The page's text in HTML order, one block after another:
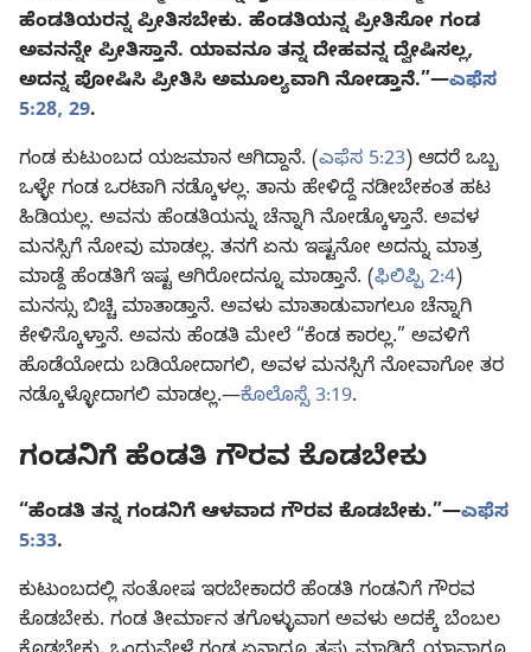
ಹೆಂಡತಿಯರನ್ನ ಪ್ರೀತಿಸಬೇಕು. ಹೆಂಡತಿಯನ್ನ ಪ್ರೀತಿಸೋ ಗಂಡ
ಅವನನ್ನೇ ಪ್ರೀತಿಸ್ತಾನೆ. ಯಾವನೂ ತನ್ನ ದೇಹವನ್ನ ದ್ವೇಷಿಸಲ್ಲ,
ಅದನ್ನ ಪೋಷಿಸಿ ಪ್ರೀತಿಸಿ ಅಮೂಲ್ಯವಾಗಿ ನೋಡ್ತಾನೆ.”—ಎಫೆಸ
5:28, 29.
ಗಂಡ ಕುಟುಂಬದ ಯಜಮಾನ ಆಗಿದ್ದಾನೆ. (ಎಫೆಸ 5:23) ಆದರೆ ಒಬ್ಬ
ಒಳ್ಳೇ ಗಂಡ ಒರಟಾಗಿ ನಡ್ಕೊಳಲ್ಲ. ತಾನು ಹೇಳಿದ್ದೆ ನಡೀಬೇಕಂತ ಹಟ
ಹಿಡಿಯಲ್ಲ. ಅವನು ಹೆಂಡತಿಯನ್ನು ಚೆನ್ನಾಗಿ ನೋಡ್ಕೊಳ್ತಾನೆ. ಅವಳ
ಮನಸ್ಸಿಗೆ ನೋವು ಮಾಡಲ್ಲ. ತನಗೆ ಏನು ಇಷ್ಟನೋ ಅದನ್ನು ಮಾತ್ರ
ಮಾಡ್ದೆ ಹೆಂಡತಿಗೆ ಇಷ್ಟ ಆಗಿರೋದನ್ನೂ ಮಾಡ್ತಾನೆ. (ಫಿಲಿಪ್ಪಿ 2:4)
ಮನಸ್ಸು ಬಿಚ್ಚಿ ಮಾತಾಡ್ತಾನೆ. ಅವಳು ಮಾತಾಡುವಾಗಲೂ ಚೆನ್ನಾಗಿ
ಕೇಳಿಸ್ಕೊಳ್ತಾನೆ. ಅವನು ಹೆಂಡತಿ ಮೇಲೆ “ಕೆಂಡ ಕಾರಲ್ಲ.” ಅವಳಿಗೆ
ಹೊಡೆಯೋದು ಬಡಿಯೋದಾಗಲಿ, ಅವಳ ಮನಸ್ಸಿಗೆ ನೋವಾಗೋ ತರ
ನಡ್ಕೊಳ್ಳೋದಾಗಲಿ ಮಾಡಲ್ಲ.—ಕೊಲೊಸ್ಸೆ 3:19.
ಗಂಡನಿಗೆ ಹೆಂಡತಿ ಗೌರವ ಕೊಡಬೇಕು
“ಹೆಂಡತಿ ತನ್ನ ಗಂಡನಿಗೆ ಆಳವಾದ ಗೌರವ ಕೊಡಬೇಕು.”—ಎಫೆಸ
5:33.
ಕುಟುಂಬದಲ್ಲಿ ಸಂತೋಷ ಇರಬೇಕಾದರೆ ಹೆಂಡತಿ ಗಂಡನಿಗೆ ಗೌರವ
ಕೊಡಬೇಕು. ಗಂಡ ತೀರ್ಮಾನ ತಗೊಳ್ಳುವಾಗ ಅವಳು ಅದಕ್ಕೆ ಬೆಂಬಲ